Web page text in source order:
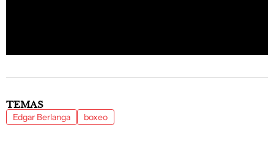
TEMAS
Edgar Berlanga boxeo